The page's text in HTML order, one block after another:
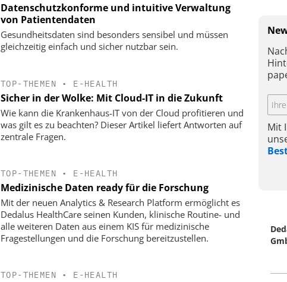
Datenschutzkonforme und intuitive Verwaltung
von Patientendaten
Gesundheitsdaten sind besonders sensibel und müssen
gleichzeitig einfach und sicher nutzbar sein.
TOP-THEMEN • E-HEALTH
Sicher in der Wolke: Mit Cloud-IT in die Zukunft
Wie kann die Krankenhaus-IT von der Cloud profitieren und
was gilt es zu beachten? Dieser Artikel liefert Antworten auf
zentrale Fragen.
TOP-THEMEN • E-HEALTH
Medizinische Daten ready für die Forschung
Mit der neuen Analytics & Research Platform ermöglicht es
Dedalus HealthCare seinen Kunden, klinische Routine- und
alle weiteren Daten aus einem KIS für medizinische
Fragestellungen und die Forschung bereitzustellen.
TOP-THEMEN • E-HEALTH
Mit